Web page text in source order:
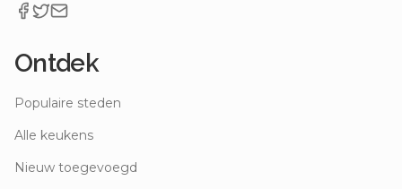
Ontdek
Populaire steden
Alle keukens
Nieuw toegevoegd